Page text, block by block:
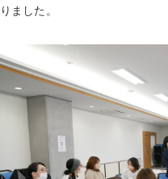
りました。